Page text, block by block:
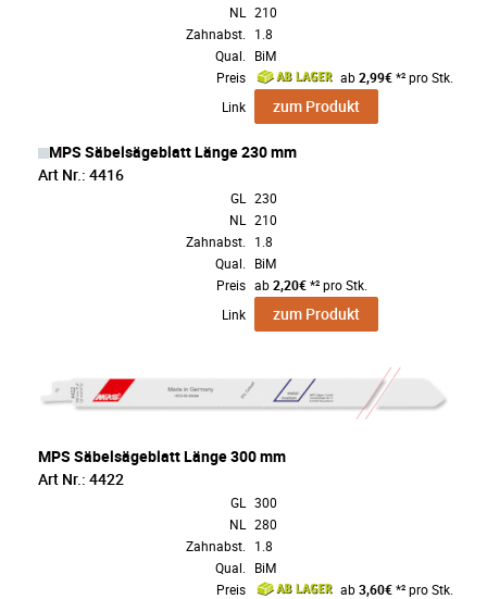
NL
210
Zahnabst.
1.8
Qual.
BiM
Preis
ab2,99€*² pro Stk.
Link
zum Produkt
MPS Säbelsägeblatt Länge 230 mm
Art Nr.: 4416
GL
230
NL
210
Zahnabst.
1.8
Qual.
BiM
Preis ab2,20€*² pro Stk.
Link
zum Produkt
MPS Säbelsägeblatt Länge 300 mm
Art Nr.: 4422
GL
300
NL
280
Zahnabst.
1.8
Qual.
BiM
Preis
ab3,60€*² pro Stk.